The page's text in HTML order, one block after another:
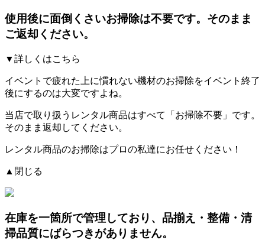
使用後に面倒くさいお掃除は不要です。そのまま
ご返却ください。
▼詳しくはこちら
イベントで疲れた上に慣れない機材のお掃除をイベント終了
後にするのは大変ですよね。
当店で取り扱うレンタル商品はすべて「お掃除不要」です。
そのまま返却してください。
レンタル商品のお掃除はプロの私達にお任せください！
▲閉じる
在庫を一箇所で管理しており、品揃え・整備・清
掃品質にばらつきがありません。